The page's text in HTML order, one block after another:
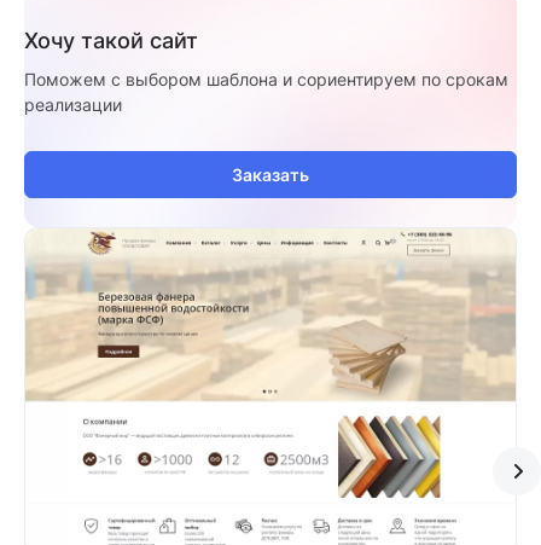
Хочу такой сайт
Поможем с выбором шаблона и сориентируем по срокам
реализации
Заказать